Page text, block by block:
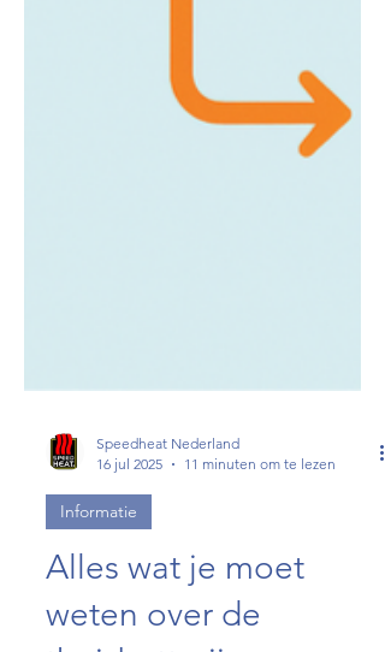
16 jul 2025
11 minuten om te lezen
Informatie